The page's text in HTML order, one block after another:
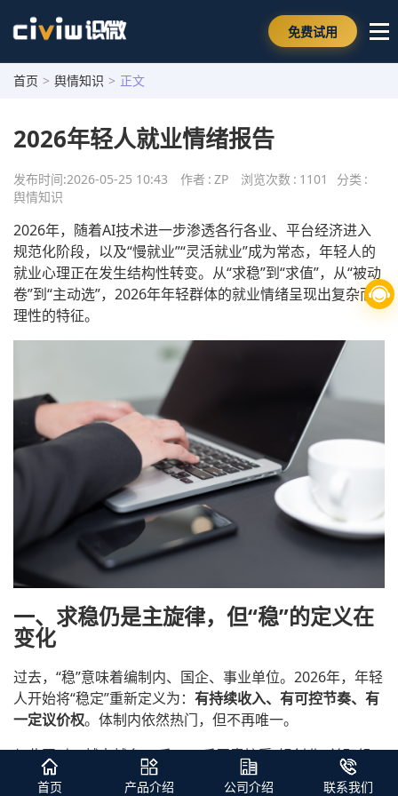
免费试用
首页 > 舆情知识 > 正文
2026年轻人就业情绪报告
发布时间:2026-05-25 10:43 作者 : ZP 浏览次数 : 1101 分类 :
舆情知识
2026年，随着AI技术进一步渗透各行各业、平台经济进入
规范化阶段，以及“慢就业”“灵活就业”成为常态，年轻人的
就业心理正在发生结构性转变。从“求稳”到“求值”，从“被动
卷”到“主动选”，2026年年轻群体的就业情绪呈现出复杂而
理性的特征。
一、求稳仍是主旋律，但“稳”的定义在
变化
过去，“稳”意味着编制内、国企、事业单位。2026年，年轻
人开始将“稳定”重新定义为： 有持续收入、有可控节奏、有
一定议价权。体制内依然热门，但不再唯一。
与此同时，越来越多95后、00后愿意接受“轻创业+兼职组
合收入”的模式，以分散职业风险。
首页 产品介绍 公司介绍 联系我们